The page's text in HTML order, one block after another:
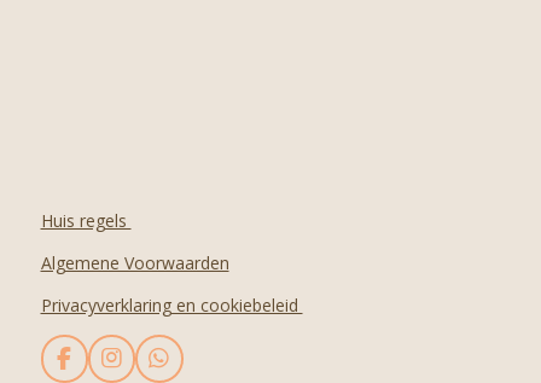
Huis regels
Algemene Voorwaarden
Privacyverklaring en cookiebeleid
F
I
W